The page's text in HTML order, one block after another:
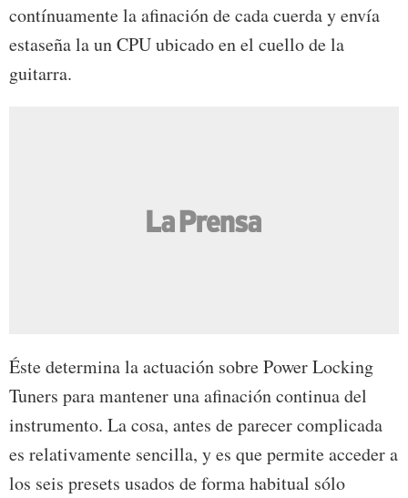
contínuamente la afinación de cada cuerda y envía
estaseña la un CPU ubicado en el cuello de la
guitarra.
Éste determina la actuación sobre Power Locking
Tuners para mantener una afinación continua del
instrumento. La cosa, antes de parecer complicada
es relativamente sencilla, y es que permite acceder a
los seis presets usados de forma habitual sólo